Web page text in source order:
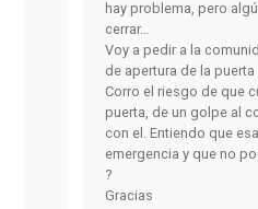
hay problema, pero
cerrar…
Voy a pedir a la
de apertura de la
Corro el riesgo de que
puerta, de un golpe al
con el. Entiendo que
emergencia y que no
?
Gracias